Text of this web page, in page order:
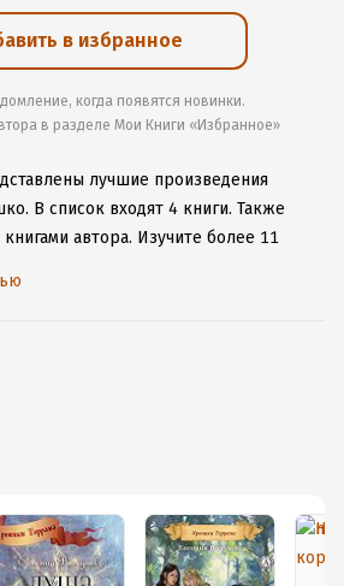
в избранное
когда появятся новинки.
в разделе Мои Книги «Избранное»
лучшие произведения
В список входят 4 книги. Также
автора. Изучите более 11
произведениями даже без